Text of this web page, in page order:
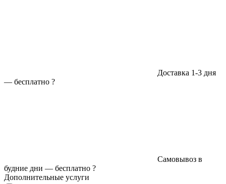
Доставка 1-3 дня
— бесплатно ?
Самовывоз в
будние дни — бесплатно ?
Дополнительные услуги